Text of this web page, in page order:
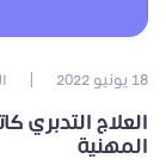
18 يونيو 2022
العلاج التدبري
المهنية